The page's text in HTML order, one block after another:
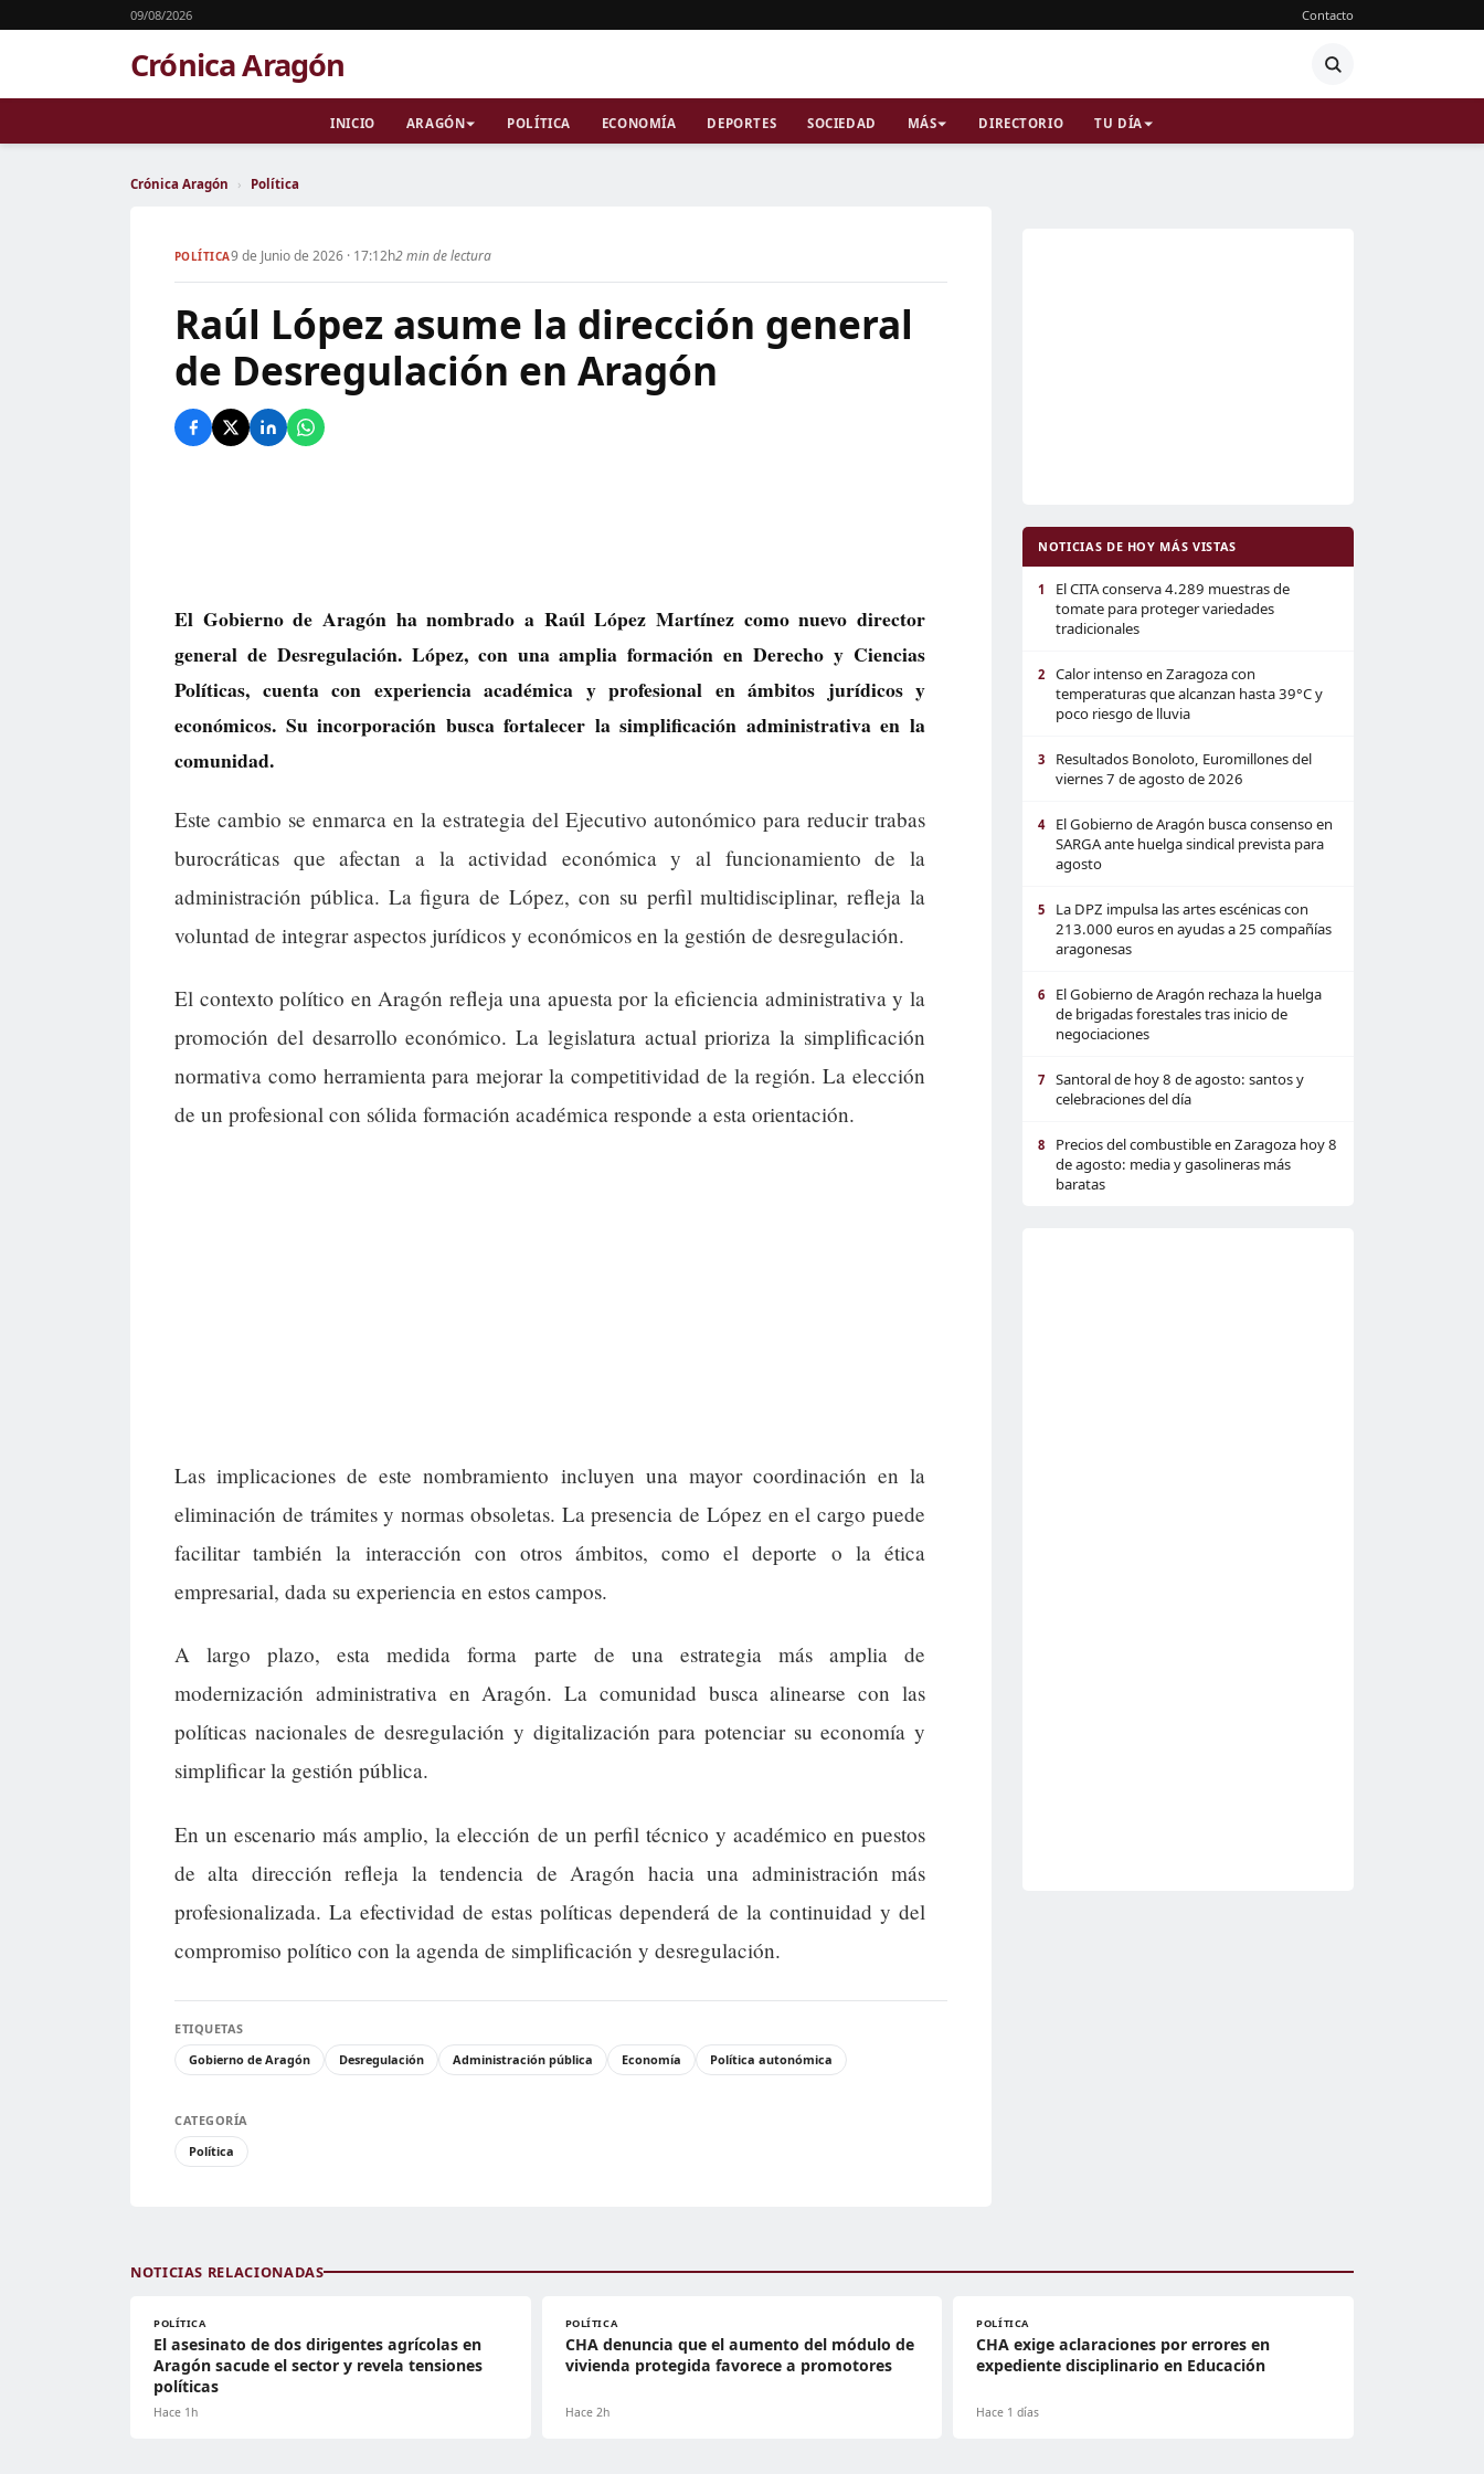
09/08/2026 Contacto
Crónica Aragón
INICIO ARAGÓN POLÍTICA ECONOMÍA DEPORTES SOCIEDAD MÁS DIRECTORIO TU DÍA
Crónica Aragón › Política
POLÍTICA9 de Junio de 2026 · 17:12h2 min de lectura
Raúl López asume la dirección general
de Desregulación en Aragón
El Gobierno de Aragón ha nombrado a Raúl López Martínez como nuevo director
general de Desregulación. López, con una amplia formación en Derecho y Ciencias
Políticas, cuenta con experiencia académica y profesional en ámbitos jurídicos y
económicos. Su incorporación busca fortalecer la simplificación administrativa en la
comunidad.
Este cambio se enmarca en la estrategia del Ejecutivo autonómico para reducir trabas
burocráticas que afectan a la actividad económica y al funcionamiento de la
administración pública. La figura de López, con su perfil multidisciplinar, refleja la
voluntad de integrar aspectos jurídicos y económicos en la gestión de desregulación.
El contexto político en Aragón refleja una apuesta por la eficiencia administrativa y la
promoción del desarrollo económico. La legislatura actual prioriza la simplificación
normativa como herramienta para mejorar la competitividad de la región. La elección
de un profesional con sólida formación académica responde a esta orientación.
Las implicaciones de este nombramiento incluyen una mayor coordinación en la
eliminación de trámites y normas obsoletas. La presencia de López en el cargo puede
facilitar también la interacción con otros ámbitos, como el deporte o la ética
empresarial, dada su experiencia en estos campos.
A largo plazo, esta medida forma parte de una estrategia más amplia de
modernización administrativa en Aragón. La comunidad busca alinearse con las
políticas nacionales de desregulación y digitalización para potenciar su economía y
simplificar la gestión pública.
En un escenario más amplio, la elección de un perfil técnico y académico en puestos
de alta dirección refleja la tendencia de Aragón hacia una administración más
profesionalizada. La efectividad de estas políticas dependerá de la continuidad y del
compromiso político con la agenda de simplificación y desregulación.
ETIQUETAS
Gobierno de Aragón
Desregulación Administración pública Economía Política autonómica
CATEGORÍA
Política
NOTICIAS DE HOY MÁS VISTAS
1
El CITA conserva 4.289 muestras de
tomate para proteger variedades
tradicionales
2
Calor intenso en Zaragoza con
temperaturas que alcanzan hasta 39°C y
poco riesgo de lluvia
3
Resultados Bonoloto, Euromillones del
viernes 7 de agosto de 2026
4
El Gobierno de Aragón busca consenso en
SARGA ante huelga sindical prevista para
agosto
5
La DPZ impulsa las artes escénicas con
213.000 euros en ayudas a 25 compañías
aragonesas
6
El Gobierno de Aragón rechaza la huelga
de brigadas forestales tras inicio de
negociaciones
7
Santoral de hoy 8 de agosto: santos y
celebraciones del día
8
Precios del combustible en Zaragoza hoy 8
de agosto: media y gasolineras más
baratas
NOTICIAS RELACIONADAS
POLÍTICA
El asesinato de dos dirigentes agrícolas en
Aragón sacude el sector y revela tensiones
políticas
Hace 1h
POLÍTICA
CHA denuncia que el aumento del módulo de
vivienda protegida favorece a promotores
Hace 2h
POLÍTICA
CHA exige aclaraciones por errores en
expediente disciplinario en Educación
Hace 1 días